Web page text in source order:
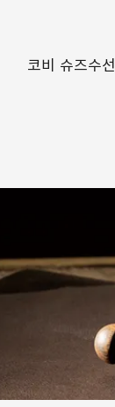
코비 슈즈수선